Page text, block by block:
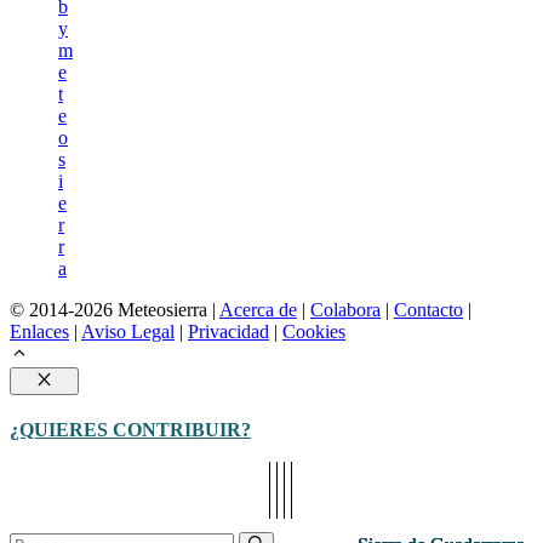
b
y
m
e
t
e
o
s
i
e
r
r
a
© 2014-2026 Meteosierra | Acerca de | Colabora | Contacto |
Enlaces | Aviso Legal | Privacidad | Cookies
Cerrar
¿QUIERES CONTRIBUIR?